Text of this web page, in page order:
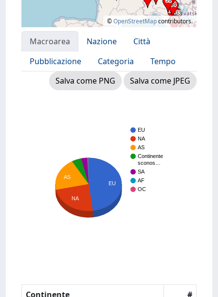
©OpenStreetMapcontributors.
Macroarea Nazione
Città
Pubblicazione
Categoria
Tempo
Salva come PNG
Salva come JPEG
EU
NA
AS
Continente
sconos…
SA
AF
OC
EU
AS
NA
Continente
#